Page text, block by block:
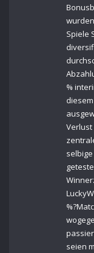
Spiele
%
seien